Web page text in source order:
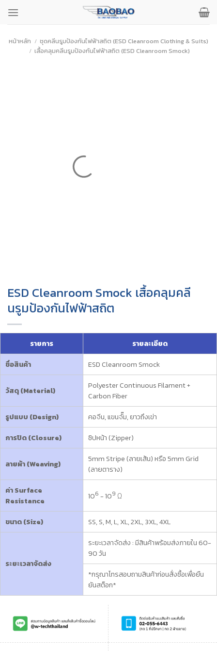
เนื้อหาหน้าหลัก / ชุดคลีนรูมป้องกันไฟฟ้าสถิต (ESD Cleanroom Clothing & Suits)
/ เสื้อคลุมคลีนรูมป้องกันไฟฟ้าสถิต (ESD Cleanroom Smock)
ESD Cleanroom Smock เสื้อคลุมคลี
นรูมป้องกันไฟฟ้าสถิต
รายการ
รายละเอียด
ชื่อสินค้า
ESD Cleanroom Smock
วัสดุ (Material)
Polyester Continuous Filament +
Carbon Fiber
รูปแบบ (Design)
คอจีน, แขนจั๊ม, ยาวถึงเข่า
การปิด (Closure)
ซิปหน้า (Zipper)
ลายผ้า (Weaving)
5mm Stripe (ลายเส้น) หรือ 5mm Grid
(ลายตาราง)
ค่า Surface
Resistance
106 - 109 Ω
ขนาด (Size) SS, S, M, L, XL, 2XL, 3XL, 4XL
ระยะเวลาจัดส่ง
ระยะเวลาจัดส่ง : มีสินค้าพร้อมส่งภายใน 60-
90 วัน
*กรุณาโทรสอบถามสินค้าก่อนสั่งซื้อเพื่อยืน
ยันสต็อก*